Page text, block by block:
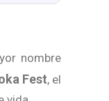
nombre
Fest, el